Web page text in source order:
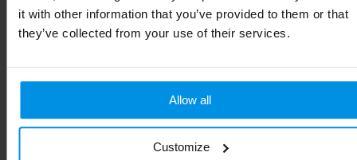
it with other information that you’ve provided to them or that
they’ve collected from your use of their services.
Allow all
Customize
Gerelateerde producten